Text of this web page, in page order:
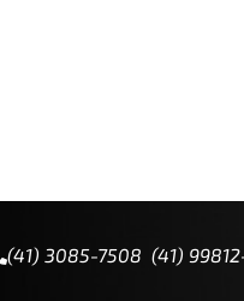
(41) 3085-7508 (41)